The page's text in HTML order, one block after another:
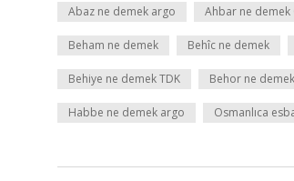
Abaz ne demek argo Ahbar ne demek
Beham ne demek Behîc ne demek
Behiye ne demek TDK Behor ne demek
Habbe ne demek argo Osmanlıca